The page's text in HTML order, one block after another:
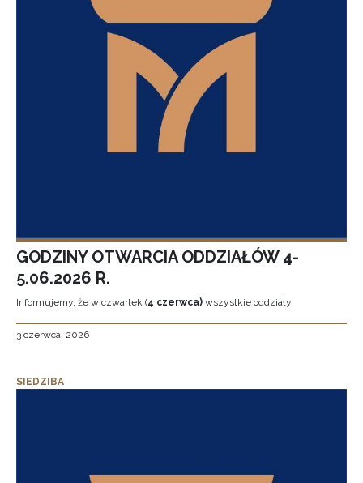
GODZINY OTWARCIA ODDZIAŁÓW 4-
5.06.2026 R.
Informujemy, że w czwartek (4 czerwca) wszystkie oddziały
3 czerwca, 2026
SIEDZIBA